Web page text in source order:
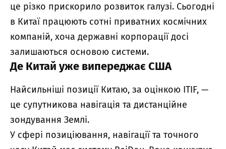
це різко прискорило розвиток галузі. Сьогодні
в Китаї працюють сотні приватних космічних
компаній, хоча державні корпорації досі
залишаються основою системи.
Де Китай уже випереджає США
Найсильніші позиції Китаю, за оцінкою ITIF, —
це супутникова навігація та дистанційне
зондування Землі.
У сфері позиціювання, навігації та точного